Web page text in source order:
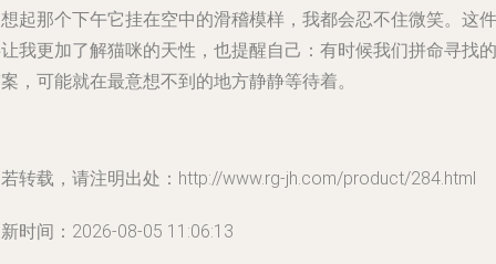
起那个下午它挂在空中的滑稽模样，我都会忍不住微笑。这件
我更加了解猫咪的天性，也提醒自己：有时候我们拼命寻找的
，可能就在最意想不到的地方静静等待着。
转载，请注明出处：http://www.rg-jh.com/product/284.html
时间：2026-08-05 11:06:13